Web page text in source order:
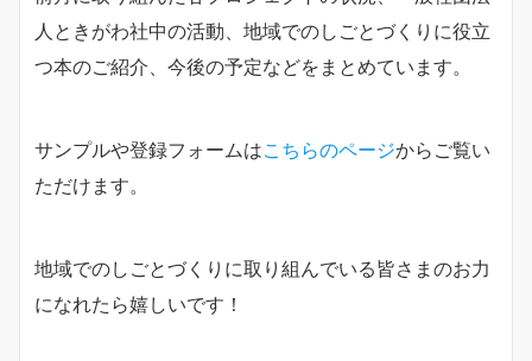
人ときがわ社中の活動、地域でのしごとづくりに役立
つ本のご紹介、今後の予定などをまとめています。
サンプルや登録フォームはこちらのページからご覧い
ただけます。
地域でのしごとづくりに取り組んでいる皆さまのお力
になれたら嬉しいです！